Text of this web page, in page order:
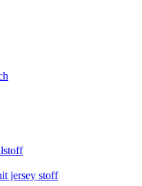
jersey stoff